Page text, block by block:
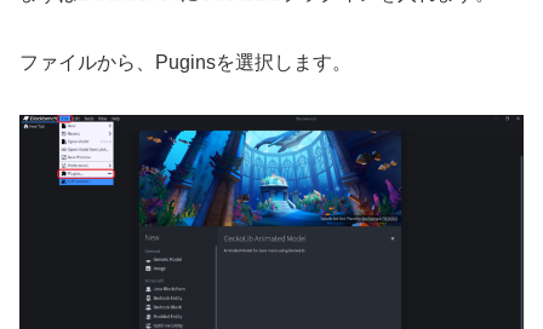
ファイルから、Puginsを選択します。